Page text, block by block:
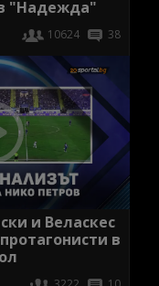
"Надежда"
10624 38
и Веласкес
в